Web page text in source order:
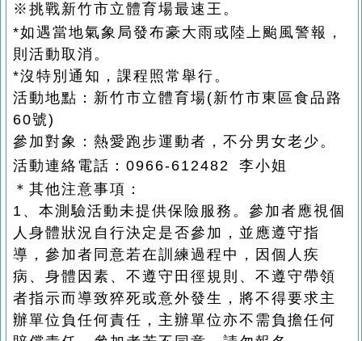
※挑戰新竹市立體育場最速王。
*如遇當地氣象局發布豪大雨或陸上颱風警報，
則活動取消。
*沒特別通知，課程照常舉行。
活動地點：新竹市立體育場(新竹市東區食品路
60號)
參加對象：熱愛跑步運動者，不分男女老少。
活動連絡電話：0966-612482 李小姐
＊其他注意事項：
1、本測驗活動未提供保險服務。參加者應視個
人身體狀況自行決定是否參加，並應遵守指
導，參加者同意若在訓練過程中，因個人疾
病、身體因素、不遵守田徑規則、不遵守帶領
者指示而導致猝死或意外發生，將不得要求主
辦單位負任何責任，主辦單位亦不需負擔任何